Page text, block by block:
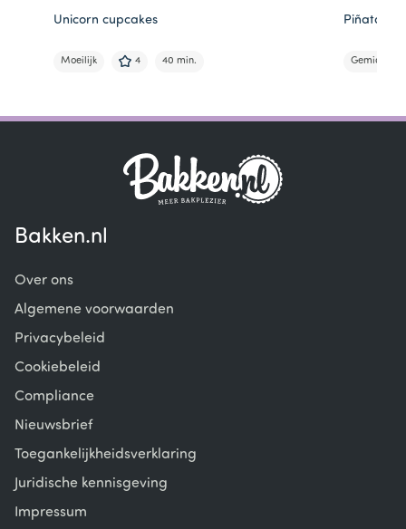
Unicorn cupcakes
Moeilijk 4 40 min.
Piñata
Gemiddeld
1
Bakken.nl
Over ons
Algemene voorwaarden
Privacybeleid
Cookiebeleid
Compliance
Nieuwsbrief
Toegankelijkheidsverklaring
Juridische kennisgeving
Impressum